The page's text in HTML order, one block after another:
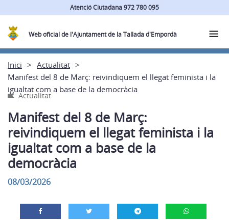
Atenció Ciutadana 972 780 095
Web oficial de l'Ajuntament de la Tallada d'Empordà
Inici
Actualitat
Manifest del 8 de Març: reivindiquem el llegat feminista i la
igualtat com a base de la democràcia
Actualitat
Manifest del 8 de Març:
reivindiquem el llegat feminista i la
igualtat com a base de la
democràcia
08/03/2026